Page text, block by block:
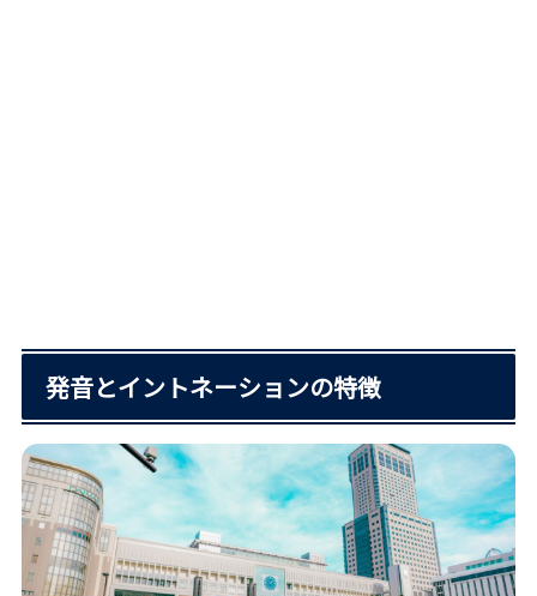
発音とイントネーションの特徴